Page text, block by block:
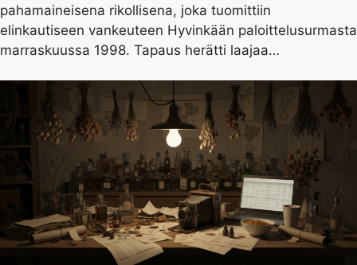
pahamaineisena rikollisena, joka tuomittiin
elinkautiseen vankeuteen Hyvinkään paloittelusurmasta
marraskuussa 1998. Tapaus herätti laajaa…